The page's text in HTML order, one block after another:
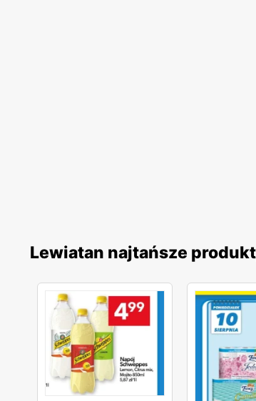
Lewiatan najtańsze